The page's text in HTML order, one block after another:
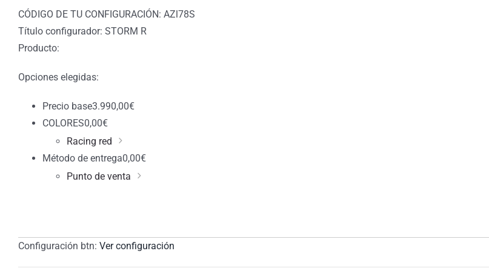
CÓDIGO DE TU CONFIGURACIÓN: AZl78S
Título configurador: STORM R
Producto:
Opciones elegidas:
Precio base3.990,00€
COLORES0,00€
Racing red
Método de entrega0,00€
Punto de venta
Configuración btn: Ver configuración